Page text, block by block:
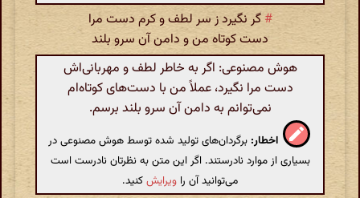
# گر نگیرد ز سر لطف و کرم دست مرا
دست کوتاه من و دامن آن سرو بلند
هوش مصنوعی: اگر به خاطر لطف و مهربانی‌اش
دست مرا نگیرد، عملاً من با دست‌های کوتاه‌ام
نمی‌توانم به دامن آن سرو بلند برسم.
اخطار: برگردان‌های تولید شده توسط هوش مصنوعی در
بسیاری از موارد نادرستند. اگر این متن به نظرتان نادرست است
می‌توانید آن را ویرایشکنید.